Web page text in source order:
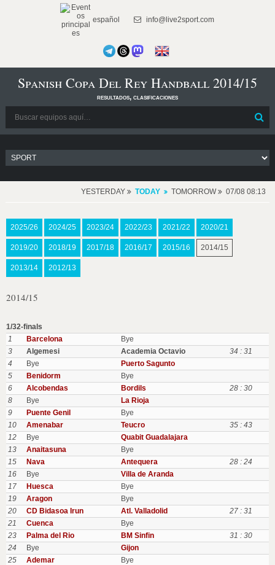
español info@live2sport.com
Spanish Copa Del Rey Handball 2014/15
resultados, clasificaciones
YESTERDAY TODAY TOMORROW 07/08 08:13
2025/26 2024/25 2023/24 2022/23 2021/22 2020/21
2019/20 2018/19 2017/18 2016/17 2015/16 2014/15
2013/14 2012/13
2014/15
1/32-finals
1
Barcelona
Bye
3
Algemesi Academia Octavio
34 : 31
4
Bye
Puerto Sagunto
5
Benidorm
Bye
6
Alcobendas Bordils
28 : 30
8
Bye
La Rioja
9
Puente Genil
Bye
10
Amenabar Teucro
35 : 43
12
Bye
Quabit Guadalajara
13
Anaitasuna
Bye
15
Nava Antequera
28 : 24
16
Bye
Villa de Aranda
17
Huesca
Bye
19
Aragon
Bye
20
CD Bidasoa Irun Atl. Valladolid
27 : 31
21
Cuenca
Bye
23
Palma del Rio BM Sinfin
31 : 30
24
Bye
Gijon
25
Ademar
Bye